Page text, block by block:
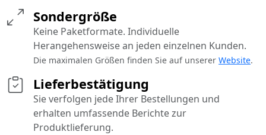
Sondergröße
Keine Paketformate. Individuelle
Herangehensweise an jeden einzelnen Kunden.
Die maximalen Größen finden Sie auf unserer Website.
Lieferbestätigung
Sie verfolgen jede Ihrer Bestellungen und
erhalten umfassende Berichte zur
Produktlieferung.